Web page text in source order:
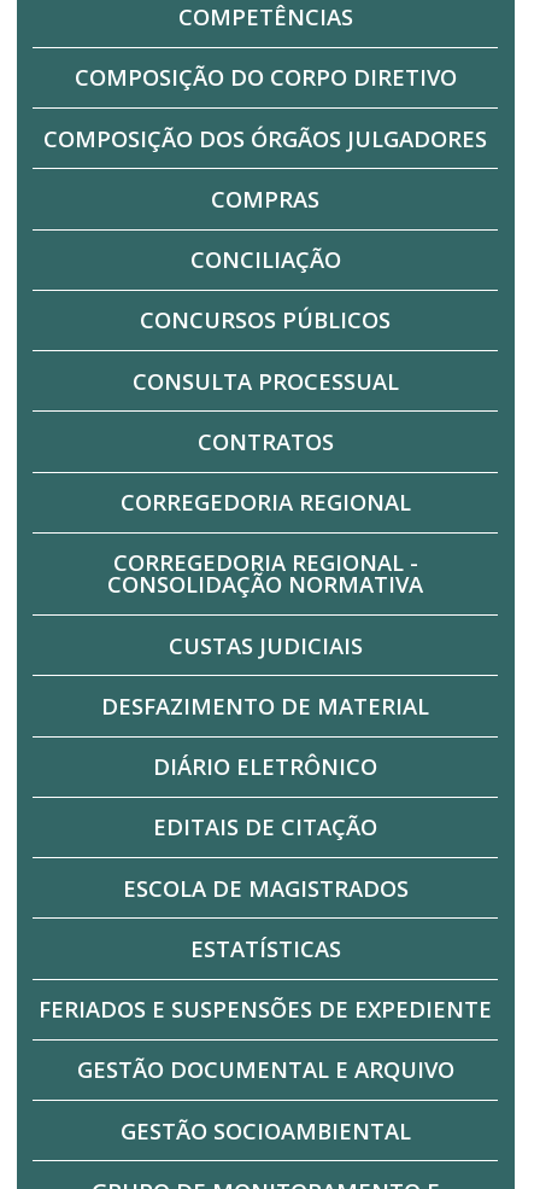
COMPETÊNCIAS
COMPOSIÇÃO DO CORPO DIRETIVO
COMPOSIÇÃO DOS ÓRGÃOS JULGADORES
COMPRAS
CONCILIAÇÃO
CONCURSOS PÚBLICOS
CONSULTA PROCESSUAL
CONTRATOS
CORREGEDORIA REGIONAL
CORREGEDORIA REGIONAL -
CONSOLIDAÇÃO NORMATIVA
CUSTAS JUDICIAIS
DESFAZIMENTO DE MATERIAL
DIÁRIO ELETRÔNICO
EDITAIS DE CITAÇÃO
ESCOLA DE MAGISTRADOS
ESTATÍSTICAS
FERIADOS E SUSPENSÕES DE EXPEDIENTE
GESTÃO DOCUMENTAL E ARQUIVO
GESTÃO SOCIOAMBIENTAL